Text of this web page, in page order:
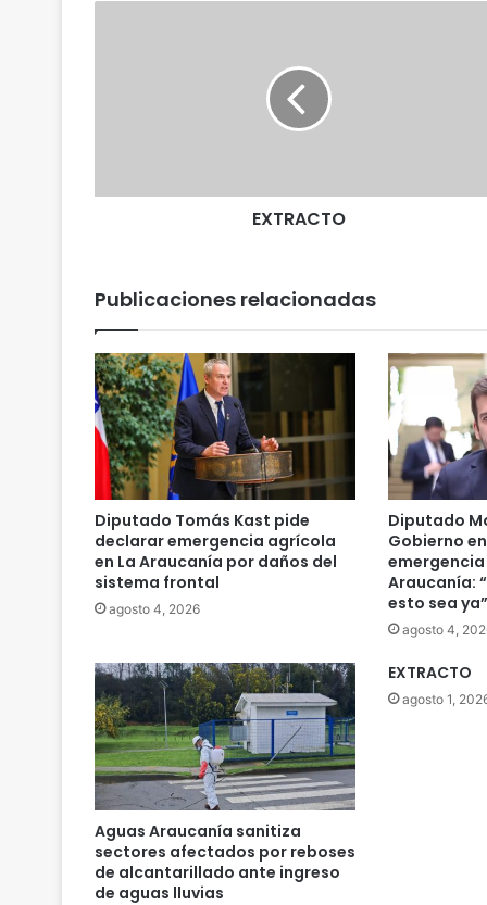
EXTRACTO
Publicaciones relacionadas
Diputado Tomás Kast pide
declarar emergencia agrícola
en La Araucanía por daños del
sistema frontal
agosto 4, 2026
Diputado
Gobierno
Araucanía:
esto sea ya”
agosto 4,
Aguas Araucanía sanitiza
sectores afectados por reboses
de alcantarillado ante ingreso
de aguas lluvias
EXTRACTO
agosto 1,